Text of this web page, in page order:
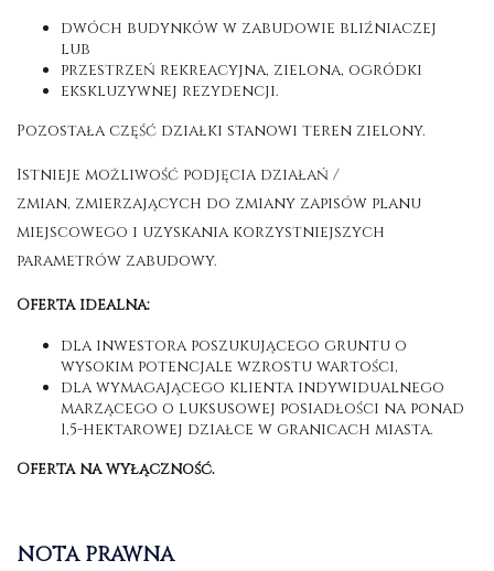
dwóch budynków w zabudowie bliźniaczej
lub
przestrzeń rekreacyjna, zielona, ogródki
ekskluzywnej rezydencji.
Pozostała część działki stanowi teren zielony.
Istnieje możliwość podjęcia działań /
zmian, zmierzających do zmiany zapisów planu
miejscowego i uzyskania korzystniejszych
parametrów zabudowy.
Oferta idealna:
dla inwestora poszukującego gruntu o
wysokim potencjale wzrostu wartości,
dla wymagającego klienta indywidualnego
marzącego o luksusowej posiadłości na ponad
1,5-hektarowej działce w granicach miasta.
Oferta na wyłączność.
NOTA PRAWNA